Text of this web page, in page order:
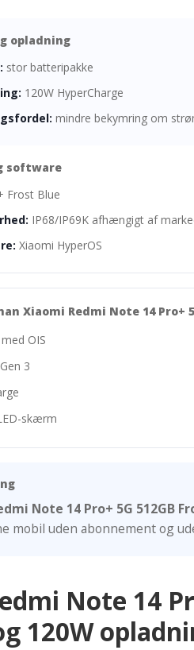
opladning
stor batteripakke
120W HyperCharge
mindre bekymring om
software
Frost Blue
IP68/IP69K afhængigt af
Xiaomi HyperOS
Xiaomi Redmi Note 14 Pro+
OIS
3
skærm
Note 14 Pro+ 5G 512GB
mobil uden abonnement og
Note 14
120W